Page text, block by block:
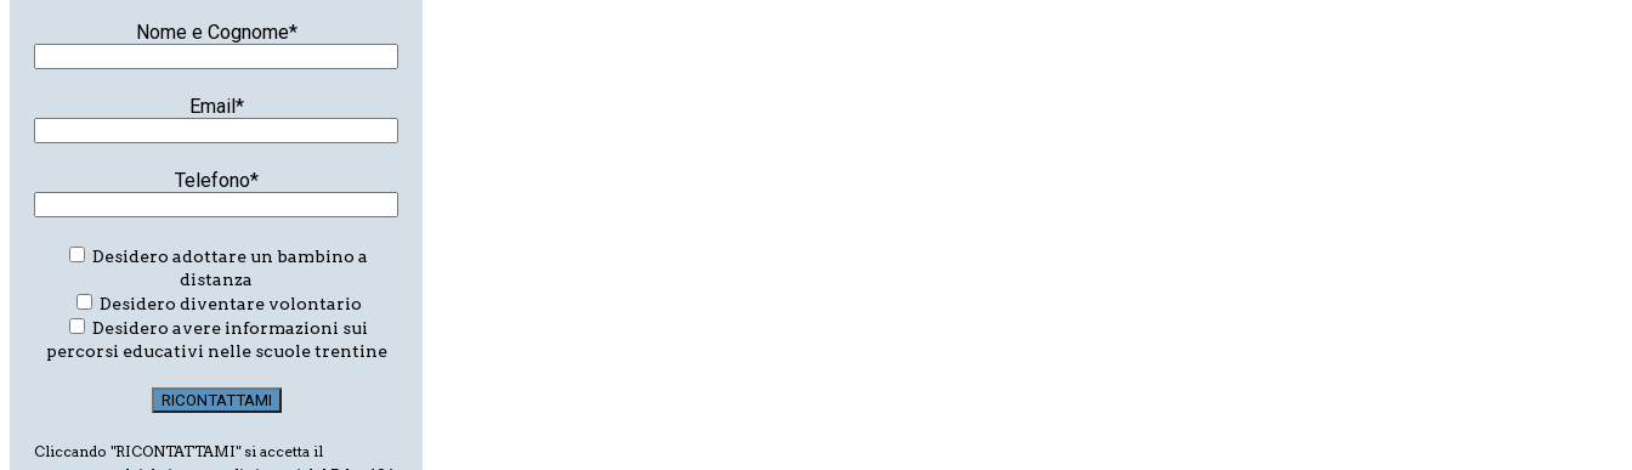
Nome e Cognome*
Email*
Telefono*
Desidero adottare un bambino a
distanza
Desidero diventare volontario
Desidero avere informazioni sui
percorsi educativi nelle scuole trentine
Cliccando "RICONTATTAMI" si accetta il